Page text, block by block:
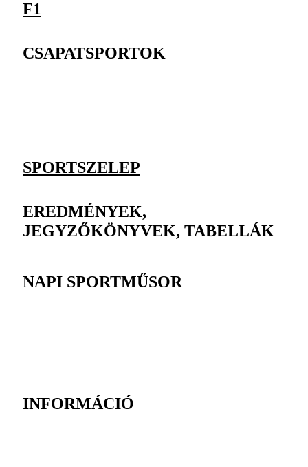
F1
CSAPATSPORTOK
SPORTSZELEP
EREDMÉNYEK,
JEGYZŐKÖNYVEK, TABELLÁK
NAPI SPORTMŰSOR
INFORMÁCIÓ